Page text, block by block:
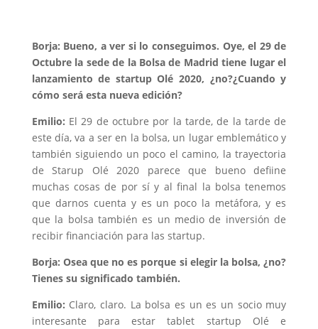
Borja: Bueno, a ver si lo conseguimos. Oye, el 29 de
Octubre la sede de la Bolsa de Madrid tiene lugar el
lanzamiento de startup Olé 2020, ¿no?¿Cuando y
cómo será esta nueva edición?
Emilio: El 29 de octubre por la tarde, de la tarde de
este día, va a ser en la bolsa, un lugar emblemático y
también siguiendo un poco el camino, la trayectoria
de Starup Olé 2020 parece que bueno defiine
muchas cosas de por sí y al final la bolsa tenemos
que darnos cuenta y es un poco la metáfora, y es
que la bolsa también es un medio de inversión de
recibir financiación para las startup.
Borja: Osea que no es porque si elegir la bolsa, ¿no?
Tienes su significado también.
Emilio: Claro, claro. La bolsa es un es un socio muy
interesante para estar tablet startup Olé e